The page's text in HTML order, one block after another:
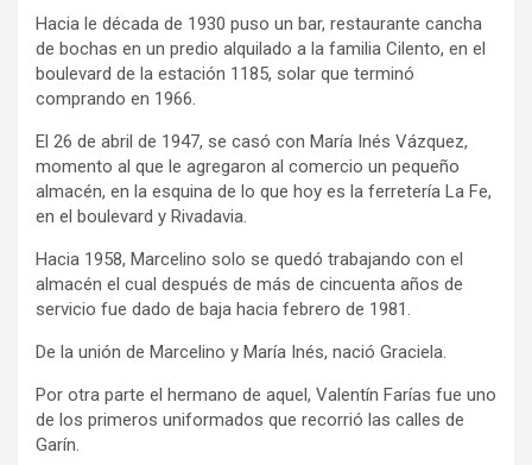
Hacia le década de 1930 puso un bar, restaurante cancha
de bochas en un predio alquilado a la familia Cilento, en el
boulevard de la estación 1185, solar que terminó
comprando en 1966.
El 26 de abril de 1947, se casó con María Inés Vázquez,
momento al que le agregaron al comercio un pequeño
almacén, en la esquina de lo que hoy es la ferretería La Fe,
en el boulevard y Rivadavia.
Hacia 1958, Marcelino solo se quedó trabajando con el
almacén el cual después de más de cincuenta años de
servicio fue dado de baja hacia febrero de 1981.
De la unión de Marcelino y María Inés, nació Graciela.
Por otra parte el hermano de aquel, Valentín Farías fue uno
de los primeros uniformados que recorrió las calles de
Garín.